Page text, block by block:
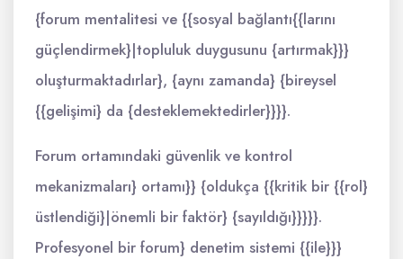
{forum mentalitesi ve {{sosyal bağlantı{{larını
güçlendirmek}|topluluk duygusunu {artırmak}}}
oluşturmaktadırlar}, {aynı zamanda} {bireysel
{{gelişimi} da {desteklemektedirler}}}}.
Forum ortamındaki güvenlik ve kontrol
mekanizmaları} ortamı}} {oldukça {{kritik bir {{rol}
üstlendiği}|önemli bir faktör} {sayıldığı}}}}}.
Profesyonel bir forum} denetim sistemi {{ile}}}